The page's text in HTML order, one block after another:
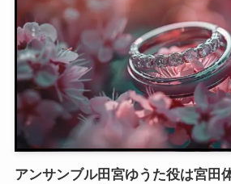
アンサンブル田宮ゆうた役は宮田